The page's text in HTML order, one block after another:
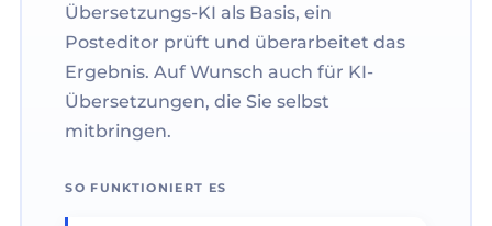
Übersetzungs-KI als Basis, ein
Posteditor prüft und überarbeitet das
Ergebnis. Auf Wunsch auch für KI-
Übersetzungen, die Sie selbst
mitbringen.
SO FUNKTIONIERT ES